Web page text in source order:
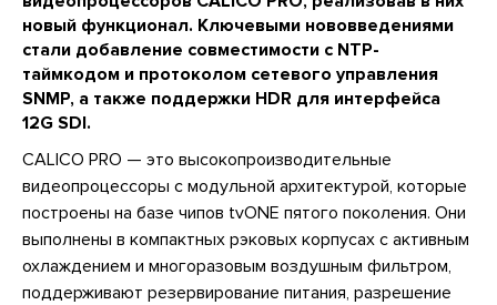
новый функционал. Ключевыми нововведениями
стали добавление совместимости с NTP-
таймкодом и протоколом сетевого управления
SNMP, а также поддержки HDR для интерфейса
12G SDI.
CALICO PRO — это высокопроизводительные
видеопроцессоры с модульной архитектурой, которые
построены на базе чипов tvONE пятого поколения. Они
выполнены в компактных рэковых корпусах с активным
охлаждением и многоразовым воздушным фильтром,
поддерживают резервирование питания, разрешение